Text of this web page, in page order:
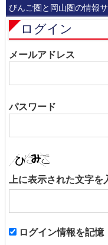
びんご圏と岡山圏の情報
ログイン
メールアドレス
パスワード
上に表示された文字を
ログイン情報を記憶